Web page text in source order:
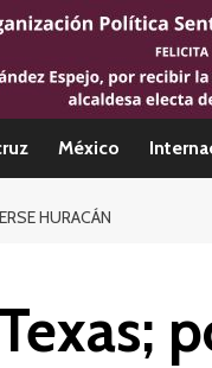
México
HURACÁN